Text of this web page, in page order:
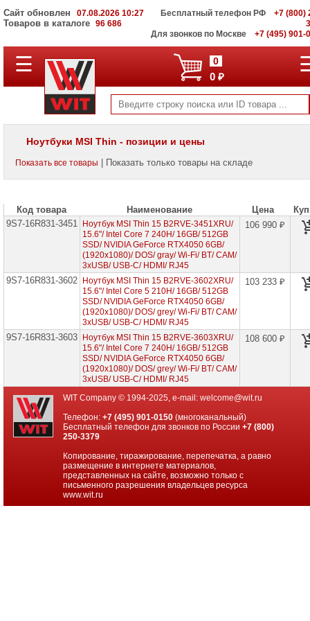
Сайт обновлен 07.08.2026 10:27
Товаров в каталоге 96 686
Бесплатный телефон РФ
+7 (800)
Для звонков по Москве
+7 (495) 901-
ПОЛНЫЙ
КАТАЛОГ
Корпоративные
серверы
WIT
Системы
данных
Мониторы
Проекторы
Ноутбуки
Ноутбуки
Apple
Ноутбуки
Microsoft
Ноутбуки
Ноутбуки
MSI
☰ 0
0 ₽
Ноутбуки MSI Thin - позиции и цены
Показать все товары | Показать только товары на складе
Код товара Наименование Цена
9S7-16R831-3451
Ноутбук MSI Thin 15 B2RVE-3451XRU/
15.6"/ Intel Core 7 240H/ 16GB/ 512GB
SSD/ NVIDIA GeForce RTX4050 6GB/
(1920x1080)/ DOS/ gray/ Wi-Fi/ BT/ CAM/
3xUSB/ USB-C/ HDMI/ RJ45
106 990 ₽
9S7-16R831-3602
Ноутбук MSI Thin 15 B2RVE-3602XRU/
15.6"/ Intel Core 5 210H/ 16GB/ 512GB
SSD/ NVIDIA GeForce RTX4050 6GB/
(1920x1080)/ DOS/ grey/ Wi-Fi/ BT/ CAM/
3xUSB/ USB-C/ HDMI/ RJ45
103 233 ₽
9S7-16R831-3603
Ноутбук MSI Thin 15 B2RVE-3603XRU/
15.6"/ Intel Core 7 240H/ 16GB/ 512GB
SSD/ NVIDIA GeForce RTX4050 6GB/
(1920x1080)/ DOS/ grey/ Wi-Fi/ BT/ CAM/
3xUSB/ USB-C/ HDMI/ RJ45
108 600 ₽
WIT Company © 1994-2025, e-mail: welcome@wit.ru
Телефон:+7 (495) 901-0150 (многоканальный)
Бесплатный телефон для звонков по России+7 (800)
250-3379
Копирование, тиражирование, перепечатка, а равно
размещение в интернете материалов,
представленных на сайте, возможно только с
письменного разрешения владельцев ресурса
www.wit.ru